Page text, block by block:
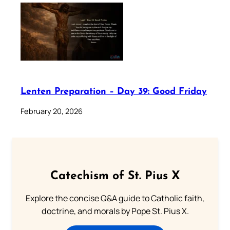
Lenten Preparation – Day 39: Good Friday
February 20, 2026
Catechism of St. Pius X
Explore the concise Q&A guide to Catholic faith,
doctrine, and morals by Pope St. Pius X.